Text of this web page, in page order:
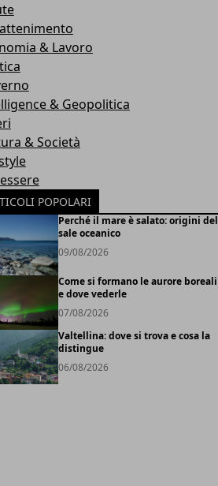
& Lavoro
& Geopolitica
& Società
POPOLARI
Perché il mare è salato: origini del
sale oceanico
09/08/2026
Come si formano le aurore boreali
e dove vederle
07/08/2026
Valtellina: dove si trova e cosa la
distingue
06/08/2026